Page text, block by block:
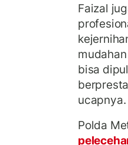
Faizal
bisa
ucapnya.
Polda